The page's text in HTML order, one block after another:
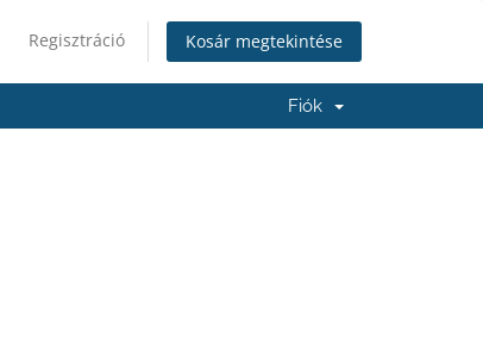
Regisztráció Kosár megtekintése
Fiók